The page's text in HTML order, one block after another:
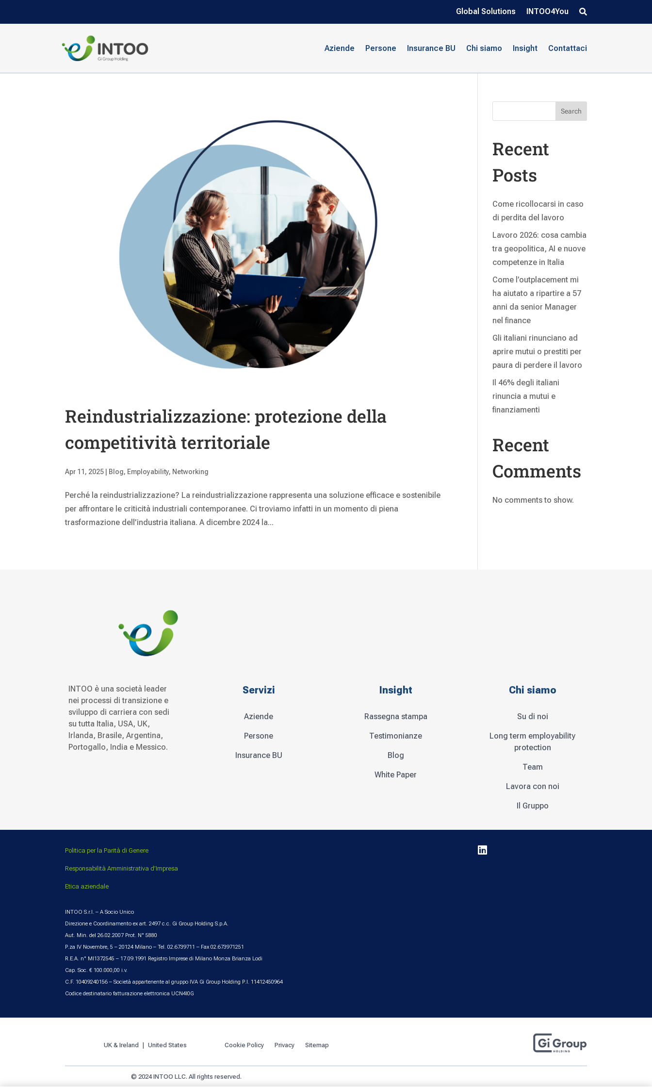
Global Solutions INTOO4You
Aziende Persone Insurance BU Chi siamo Insight Contattaci
Reindustrializzazione: protezione della
competitività territoriale
Apr 11, 2025 Blog, Employability, Networking
Perché la reindustrializzazione? La reindustrializzazione rappresenta una soluzione efficace e sostenibile
per affrontare le criticità industriali contemporanee. Ci troviamo infatti in un momento di piena
trasformazione dell’industria italiana. A dicembre 2024 la...
Search
Recent
Posts
Come ricollocarsi in caso
di perdita del lavoro
Lavoro 2026: cosa cambia
tra geopolitica, AI e nuove
competenze in Italia
Come l’outplacement mi
ha aiutato a ripartire a 57
anni da senior Manager
nel finance
Gli italiani rinunciano ad
aprire mutui o prestiti per
paura di perdere il lavoro
Il 46% degli italiani
rinuncia a mutui e
finanziamenti
Recent
Comments
No comments to show.
INTOO è una società leader
nei processi di transizione e
sviluppo di carriera con sedi
su tutta Italia, USA, UK,
Irlanda, Brasile, Argentina,
Portogallo, India e Messico.
Servizi
Aziende
Persone
Insurance BU
Insight
Rassegna stampa
Testimonianze
Blog
White Paper
Chi siamo
Su di noi
Long term employability
protection
Team
Lavora con noi
Il Gruppo
Politica per la Parità di Genere
Responsabilità Amministrativa d’Impresa
Etica aziendale
INTOO S.r.l. – A Socio Unico
Direzione e Coordinamento ex art. 2497 c.c. Gi Group Holding S.p.A.
Aut. Min. del 26.02.2007 Prot. N° 5880
P.za IV Novembre, 5 – 20124 Milano – Tel. 02.6739711 – Fax 02.673971251
R.E.A. n° MI1372545 – 17.09.1991 Registro Imprese di Milano Monza Brianza Lodi
Cap. Soc. € 100.000,00 i.v.
C.F. 10409240156 – Società appartenente al gruppo IVA Gi Group Holding P.I. 11412450964
Codice destinatario fatturazione elettronica UCN4I0G

UK & Ireland United States Cookie Policy Privacy Sitemap
© 2024 INTOO LLC. All rights reserved.